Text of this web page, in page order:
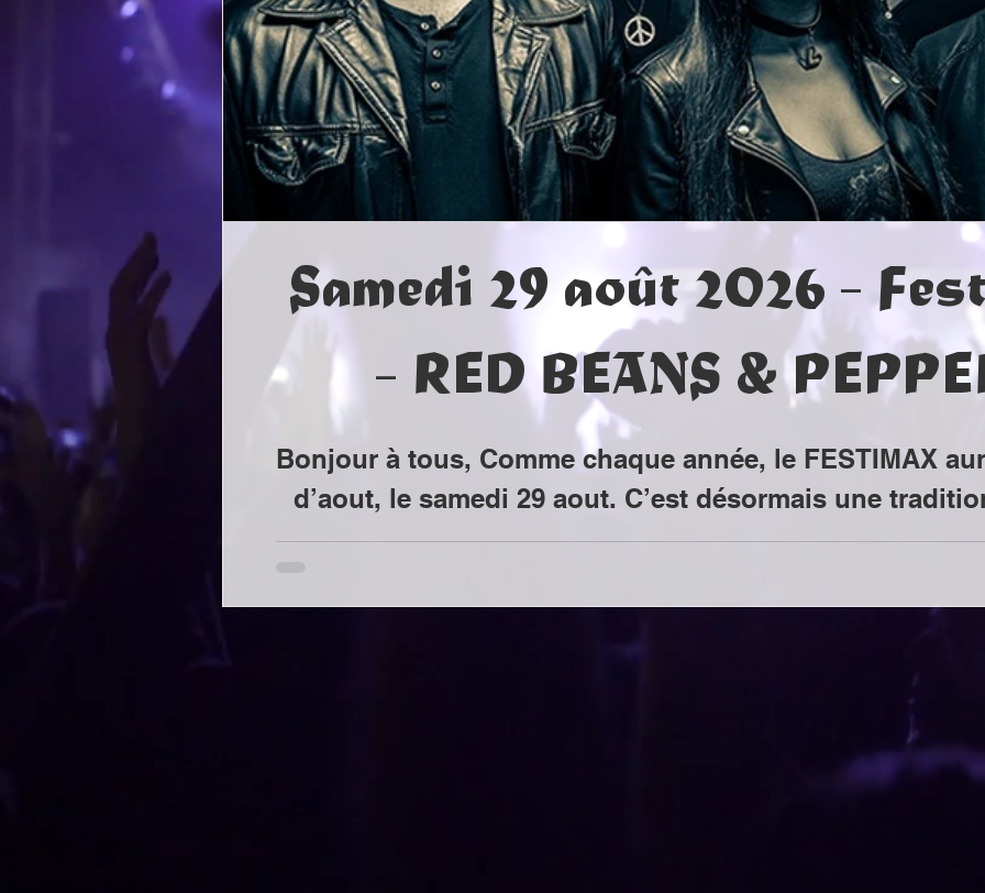
COMPLET
Samedi 29 août 2026 -
- RED BEANS &
Bonjour à tous, Comme chaque année, le FESTIMAX
d’aout, le samedi 29 aout. C’est désormais une
de terminer l’été en beauté et en musique au Climax.
une passion. Accueil à partir de 17h. 18h : premier
vus, ils se sont plus. Joel, c’est la rencontre de 7
Réserver des places ou modifier